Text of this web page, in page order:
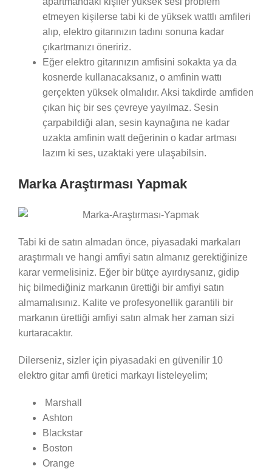
etmeyen kişilerse tabi ki de yüksek wattlı amfileri
alıp, elektro gitarınızın tadını sonuna kadar
çıkartmanızı öneririz.
Eğer elektro gitarınızın amfisini sokakta ya da
kosnerde kullanacaksanız, o amfinin wattı
gerçekten yüksek olmalıdır. Aksi takdirde amfiden
çıkan hiç bir ses çevreye yayılmaz. Sesin
çarpabildiği alan, sesin kaynağına ne kadar
uzakta amfinin watt değerinin o kadar artması
lazım ki ses, uzaktaki yere ulaşabilsin.
Marka Araştırması Yapmak
Tabi ki de satın almadan önce, piyasadaki markaları
araştırmalı ve hangi amfiyi satın almanız gerektiğinize
karar vermelisiniz. Eğer bir bütçe ayırdıysanız, gidip
hiç bilmediğiniz markanın ürettiği bir amfiyi satın
almamalısınız. Kalite ve profesyonellik garantili bir
markanın ürettiği amfiyi satın almak her zaman sizi
kurtaracaktır.
Dilerseniz, sizler için piyasadaki en güvenilir 10
elektro gitar amfi üretici markayı listeleyelim;
Marshall
Ashton
Blackstar
Boston
Orange